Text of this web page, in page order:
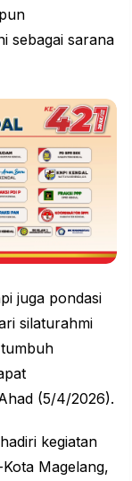
sebagai sarana
juga pondasi
silaturahmi
(5/4/2026).
kegiatan
Magelang,